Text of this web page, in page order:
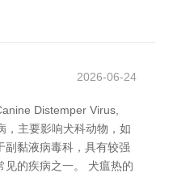
2026-06-24
Distemper Virus,
，主要影响犬科动物，如
副黏液病毒科，具有较强
见的疾病之一。 犬瘟热的